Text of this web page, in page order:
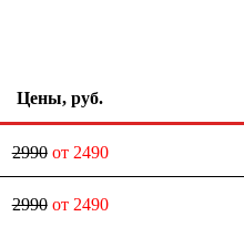
Цены, руб.
2990от 2490
2990от 2490